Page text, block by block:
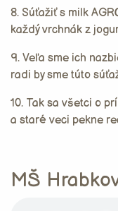
8. Súťažiť s milk
každý vrchnák z
9. Veľa sme ich
radi by sme túto
10. Tak sa všetci o
a staré veci pekne
MŠ